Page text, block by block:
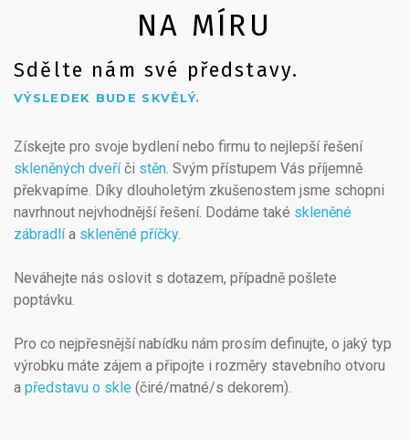
NA MÍRU
Sdělte nám své představy.
VÝSLEDEK BUDE SKVĚLÝ.
Získejte pro svoje bydlení nebo firmu to nejlepší řešení
skleněných dveříči stěn. Svým přístupem Vás příjemně
překvapíme. Díky dlouholetým zkušenostem jsme schopni
navrhnout nejvhodnější řešení. Dodáme také skleněné
zábradlía skleněné příčky.
Neváhejte nás oslovit s dotazem, případně pošlete
poptávku.
Pro co nejpřesnější nabídku nám prosím definujte, o jaký typ
výrobku máte zájem a připojte i rozměry stavebního otvoru
a představu o skle (čiré/matné/s dekorem).